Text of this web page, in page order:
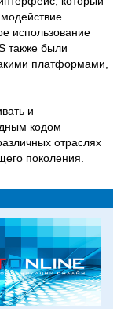
использование
также были
платформами,
и
кодом
отраслях
поколения.